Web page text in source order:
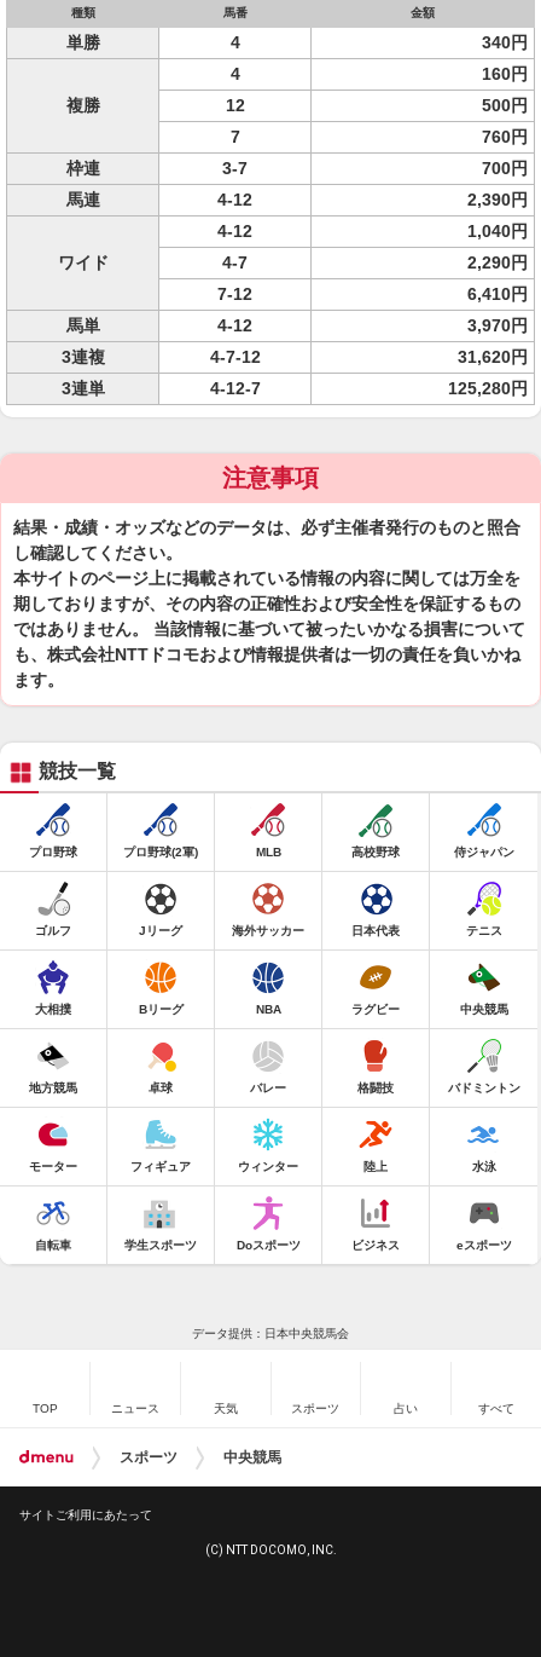
種類 馬番 金額
単勝 4 340円
複勝
4
160円
12
500円
7
760円
枠連
3-7
700円
馬連
4-12 2,390円
ワイド
4-12
1,040円
4-7
2,290円
7-12
6,410円
馬単
4-12
3,970円
3連複
4-7-12
31,620円
3連単
4-12-7 125,280円
注意事項
結果・成績・オッズなどのデータは、必ず主催者発行のものと照合
し確認してください。
本サイトのページ上に掲載されている情報の内容に関しては万全を
期しておりますが、その内容の正確性および安全性を保証するもの
ではありません。 当該情報に基づいて被ったいかなる損害について
も、株式会社NTTドコモおよび情報提供者は一切の責任を負いかね
ます。
競技一覧
プロ野球 プロ野球(2軍) MLB 高校野球 侍ジャパン
ゴルフ Jリーグ 海外サッカー 日本代表 テニス
大相撲 Bリーグ NBA ラグビー 中央競馬
地方競馬 卓球 バレー 格闘技 バドミントン
モーター フィギュア ウィンター 陸上 水泳
自転車 学生スポーツ Doスポーツ ビジネス eスポーツ
データ提供：日本中央競馬会
TOP ニュース 天気 スポーツ 占い すべて
スポーツ 中央競馬
サイトご利用にあたって
(C) NTT DOCOMO, INC.